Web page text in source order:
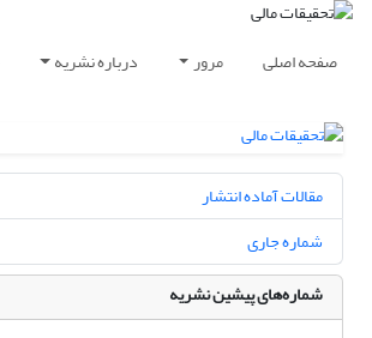
صفحه اصلی مرور درباره نشریه
مقالات آماده انتشار
شماره جاری
شماره‌های پیشین نشریه